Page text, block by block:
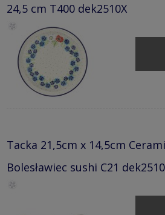
24,5 cm T400 dek2510X
Tacka 21,5cm x 14,5cm
Bolesławiec sushi C21